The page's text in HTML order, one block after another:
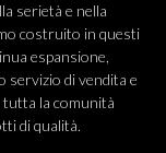
serietà e nella
costruito in questi
espansione,
servizio di vendita e
tutta la comunità
di qualità.